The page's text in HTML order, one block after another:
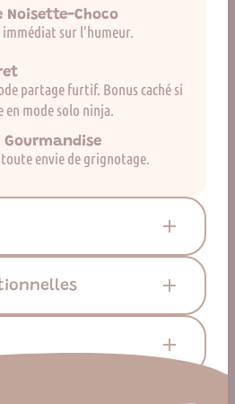
Noisette-Choco
sur l’humeur.
partage furtif. Bonus caché si
en mode solo ninja.
envie de grignotage.